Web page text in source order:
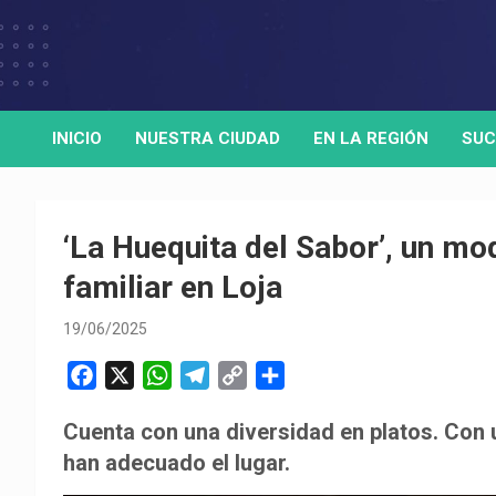
to
HORA32
Medio de comunicación digital
INICIO NUESTRA CIUDAD EN LA REGIÓN
‘La Huequita del Sabor’, un
familiar en Loja
19/06/2025
c
e
b
W
a
t
s
l
e
g
p
y
L
m
p
a
Cuenta con una diversidad en platos.
han adecuado el lugar.